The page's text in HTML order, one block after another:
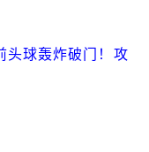
头球轰炸破门！攻